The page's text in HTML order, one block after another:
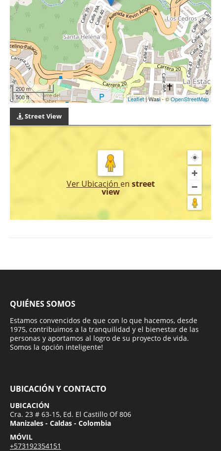
200 m
500 ft
Leaflet| Wasi - ©OpenStreetMap
Street View
Ver Ubicación en street
view
QUIÉNES SOMOS
Estamos convencidos de que con lo que hacemos, desde
1975, contribuimos a la tranquilidad y el bienestar de las
personas y aportamos al logro de su proyecto de vida.
Somos la opción inteligente!
UBICACIÓN Y CONTACTO
UBICACIÓN
Cra. 23 # 63-15, Ed. El Castillo Of 806
Manizales - Caldas - Colombia
MÓVIL
+573192354151